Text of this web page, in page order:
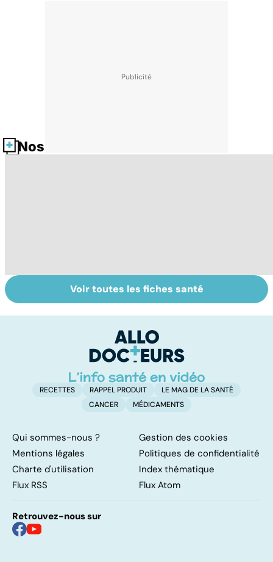
Nos fiches santé
Accro au sucre ?
Morphine : sois
sage ô ma
Voir toutes les fiches santé
RECETTES RAPPEL PRODUIT
LE MAG DE LA SANTÉ
CANCER
MÉDICAMENTS
Qui sommes-nous ?
Gestion des cookies
Mentions légales
Politiques de confidentialité
Charte d'utilisation
Index thématique
Flux RSS
Flux Atom
Retrouvez-nous sur